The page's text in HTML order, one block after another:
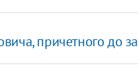
причетного до